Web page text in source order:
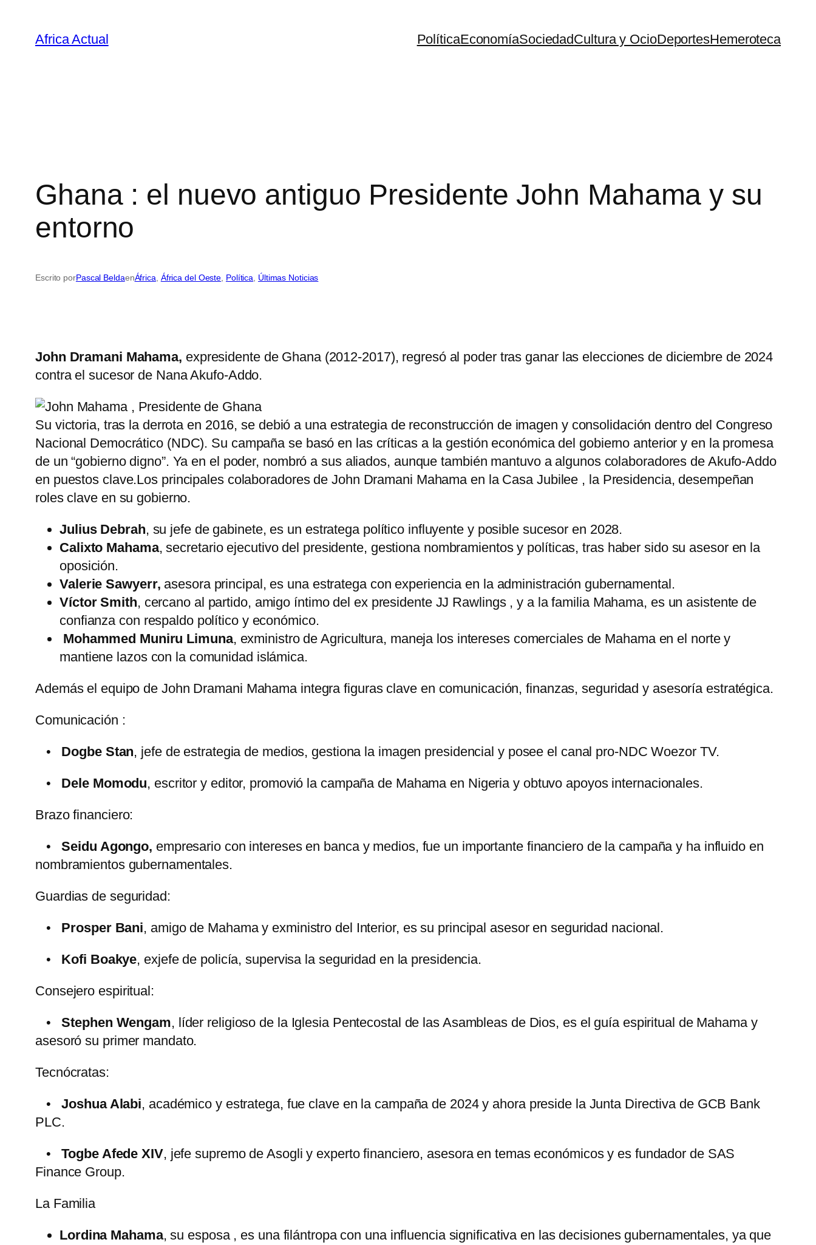
contenido
Africa Actual PolíticaEconomíaSociedadCultura y OcioDeportesHemeroteca
Ghana : el nuevo antiguo Presidente John Mahama y su
entorno
Escrito porPascal BeldaenÁfrica, África del Oeste, Política, Últimas Noticias
John Dramani Mahama, expresidente de Ghana (2012-2017), regresó al poder tras ganar las elecciones de diciembre de 2024
contra el sucesor de Nana Akufo-Addo.
Su victoria, tras la derrota en 2016, se debió a una estrategia de reconstrucción de imagen y consolidación dentro del Congreso
Nacional Democrático (NDC). Su campaña se basó en las críticas a la gestión económica del gobierno anterior y en la promesa
de un “gobierno digno”. Ya en el poder, nombró a sus aliados, aunque también mantuvo a algunos colaboradores de Akufo-Addo
en puestos clave.Los principales colaboradores de John Dramani Mahama en la Casa Jubilee , la Presidencia, desempeñan
roles clave en su gobierno.
Julius Debrah, su jefe de gabinete, es un estratega político influyente y posible sucesor en 2028.
Calixto Mahama, secretario ejecutivo del presidente, gestiona nombramientos y políticas, tras haber sido su asesor en la
oposición.
Valerie Sawyerr, asesora principal, es una estratega con experiencia en la administración gubernamental.
Víctor Smith, cercano al partido, amigo íntimo del ex presidente JJ Rawlings , y a la familia Mahama, es un asistente de
confianza con respaldo político y económico.
Mohammed Muniru Limuna, exministro de Agricultura, maneja los intereses comerciales de Mahama en el norte y
mantiene lazos con la comunidad islámica.
Además el equipo de John Dramani Mahama integra figuras clave en comunicación, finanzas, seguridad y asesoría estratégica.
Comunicación :
• Dogbe Stan, jefe de estrategia de medios, gestiona la imagen presidencial y posee el canal pro-NDC Woezor TV.
• Dele Momodu, escritor y editor, promovió la campaña de Mahama en Nigeria y obtuvo apoyos internacionales.
Brazo financiero:
•Seidu Agongo, empresario con intereses en banca y medios, fue un importante financiero de la campaña y ha influido en
nombramientos gubernamentales.
Guardias de seguridad:
• Prosper Bani, amigo de Mahama y exministro del Interior, es su principal asesor en seguridad nacional.
• Kofi Boakye, exjefe de policía, supervisa la seguridad en la presidencia.
Consejero espiritual:
•Stephen Wengam, líder religioso de la Iglesia Pentecostal de las Asambleas de Dios, es el guía espiritual de Mahama y
asesoró su primer mandato.
Tecnócratas:
•Joshua Alabi, académico y estratega, fue clave en la campaña de 2024 y ahora preside la Junta Directiva de GCB Bank
PLC.
•Togbe Afede XIV, jefe supremo de Asogli y experto financiero, asesora en temas económicos y es fundador de SAS
Finance Group.
La Familia
Lordina Mahama, su esposa , es una filántropa con una influencia significativa en las decisiones gubernamentales, ya que